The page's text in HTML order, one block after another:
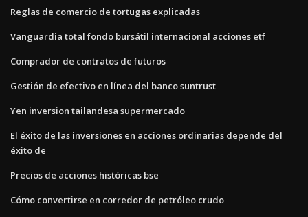
Reglas de comercio de tortugas explicadas
Vanguardia total fondo bursátil internacional acciones etf
Comprador de contratos de futuros
Gestión de efectivo en línea del banco suntrust
Yen inversion tailandesa supermercado
El éxito de las inversiones en acciones ordinarias depende del
éxito de
Precios de acciones históricas bse
Cómo convertirse en corredor de petróleo crudo